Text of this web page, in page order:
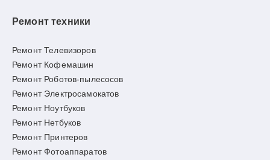
Ремонт техники
Ремонт Телевизоров
Ремонт Кофемашин
Ремонт Роботов-пылесосов
Ремонт Электросамокатов
Ремонт Ноутбуков
Ремонт Нетбуков
Ремонт Принтеров
Ремонт Фотоаппаратов